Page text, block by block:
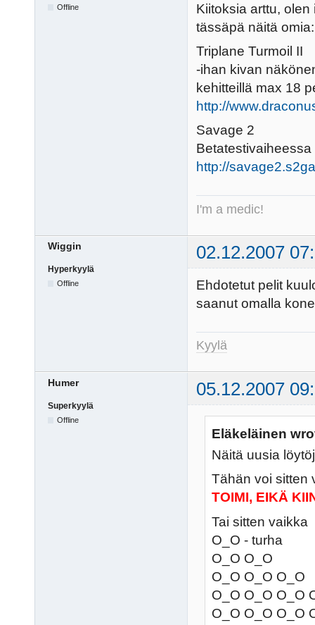
Offline
Kiitoksia arttu,
tässäpä näitä omia:
Triplane Turmoil II
-ihan kivan
kehitteillä max 18
http://
Savage 2
http://
I'm a medic!
Wiggin 02.12.2007
Hyperkyylä
Offline
Ehdotetut pelit
saanut omalla
Kyylä
Humer 05.12.2007
Superkyylä
Offline
Eläkeläinen
Näitä uusia
Tähän voi sitten
TOIMI, EIKÄ
Tai sitten vaikka
O_O - turha
O_O O_O
O_O O_O O_O
O_O O_O O_O
O_O O_O O_O